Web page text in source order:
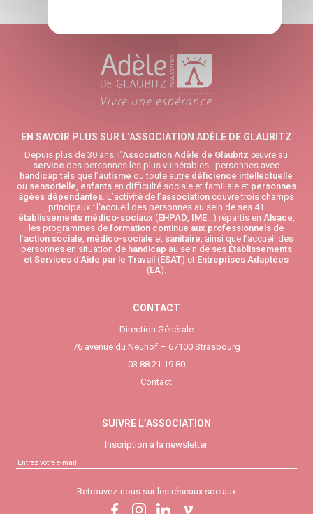
EN SAVOIR PLUS SUR L’ASSOCIATION ADÈLE DE GLAUBITZ
Depuis plus de 30 ans, l’Association Adèle de Glaubitz œuvre au
service des personnes les plus vulnérables : personnes avec
handicap tels que l’autisme ou toute autre déficience intellectuelle
ou sensorielle, enfants en difficulté sociale et familiale et personnes
âgées dépendantes. L’activité de l’association couvre trois champs
principaux : l’accueil des personnes au sein de ses 41
établissements médico-sociaux (EHPAD, IME…) répartis en Alsace,
les programmes deformation continue aux professionnels de
l’action sociale, médico-sociale et sanitaire, ainsi que l’accueil des
personnes en situation de handicap au sein de ses Établissements
et Services d’Aide par le Travail (ESAT) et Entreprises Adaptées
(EA).
CONTACT
Direction Générale
76 avenue du Neuhof – 67100 Strasbourg
03.88.21.19.80
Contact
SUIVRE L’ASSOCIATION
Inscription à la newsletter
Retrouvez-nous sur les réseaux sociaux